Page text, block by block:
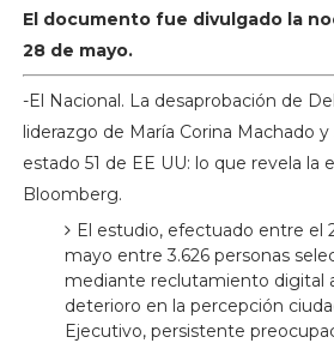
El documento fue divulgado la
28 de mayo.
-El Nacional. La desaprobación de
liderazgo de María Corina Machado
estado 51 de EE UU: lo que revela la
Bloomberg.
El estudio, efectuado entre el
mayo entre 3.626 personas
mediante reclutamiento digital
deterioro en la percepción
Ejecutivo, persistente